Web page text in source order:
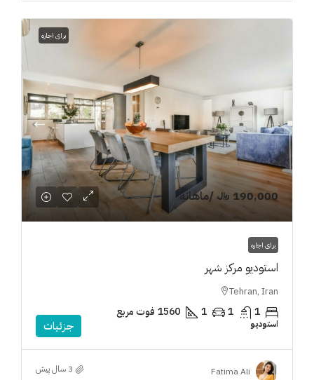
برای اجاره
190,000 ﷼ /ماهانه
برای اجاره
استودیو مرکز شهر
Tehran, Iran
1
1
1
1560 فوت مربع
استودیو جزئیات
Fatima Ali 3 سال پیش